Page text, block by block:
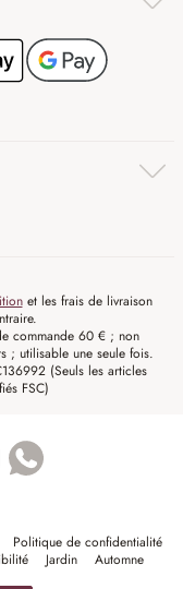
et les frais de livraison
commande 60 € ; non
; utilisable une seule fois.
(Seuls les articles
FSC)
Politique de confidentialité
Jardin
Automne